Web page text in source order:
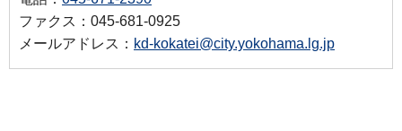
ファクス：045-681-0925
メールアドレス： kd-kokatei@city.yokohama.lg.jp